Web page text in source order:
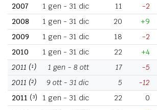
2007
1 gen - 31 dic 11 -2
2008
1 gen - 31 dic 20 +9
2009
1 gen - 31 dic 18 -2
2010
1 gen - 31 dic 22 +4
2011 (¹) 1 gen - 8 ott 17 -5
2011 (²) 9 ott - 31 dic 5 -12
2011 (³) 1 gen - 31 dic 22 0